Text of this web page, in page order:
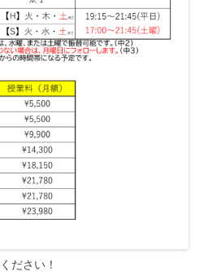
ださい！